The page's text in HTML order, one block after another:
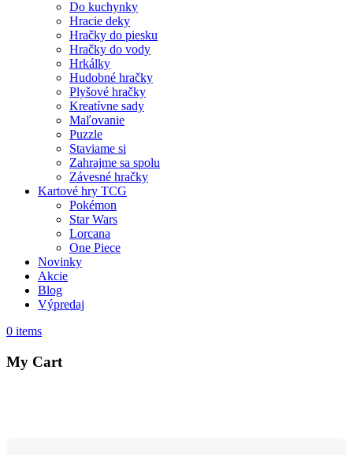
Do kuchynky
Hracie deky
Hračky do piesku
Hračky do vody
Hrkálky
Hudobné hračky
Plyšové hračky
Kreatívne sady
Maľovanie
Puzzle
Staviame si
Zahrajme sa spolu
Závesné hračky
Kartové hry TCG
Pokémon
Star Wars
Lorcana
One Piece
Novinky
Akcie
Blog
Výpredaj
0 items
My Cart